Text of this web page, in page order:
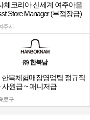
체코리아 신세계 여주아울
Store Manager (부점장급)
주시
㈜ 한복남
한복체험매장영업팀 정규직
사원급 ~ 매니저급
로구